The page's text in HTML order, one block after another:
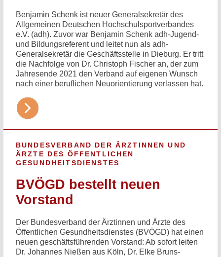
Benjamin Schenk ist neuer Generalsekretär des
Allgemeinen Deutschen Hochschulsportverbandes
e.V. (adh). Zuvor war Benjamin Schenk adh-Jugend-
und Bildungsreferent und leitet nun als adh-
Generalsekretär die Geschäftsstelle in Dieburg. Er tritt
die Nachfolge von Dr. Christoph Fischer an, der zum
Jahresende 2021 den Verband auf eigenen Wunsch
nach einer beruflichen Neuorientierung verlassen hat.
BUNDESVERBAND DER ÄRZTINNEN UND
ÄRZTE DES ÖFFENTLICHEN
GESUNDHEITSDIENSTES
BVÖGD bestellt neuen
Vorstand
Der Bundesverband der Ärztinnen und Ärzte des
Öffentlichen Gesundheitsdienstes (BVÖGD) hat einen
neuen geschäftsführenden Vorstand: Ab sofort leiten
Dr. Johannes Nießen aus Köln, Dr. Elke Bruns-